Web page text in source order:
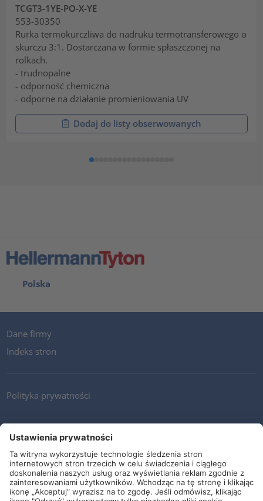
TCGT3-1YE-PO-X-YE
553-30350
Rurka termokurczliwa do nadruku termotransferowego o
skurczu 3:1. Dostarczana w formie spłaszczonej na
rolkach.
- trudnopalne
- odporność chemiczna
- odporne na działanie promieniowania UV
Dodaj do listy obserwowanych
Polska
Dane firmy
Indeks stron
Polityka prywatności
Kontakt
Newsletter